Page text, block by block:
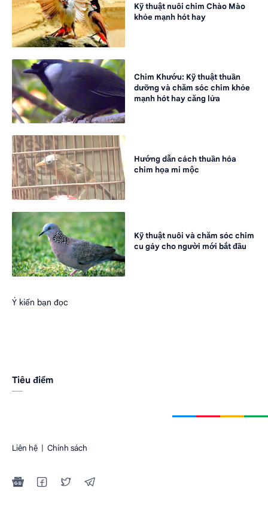
Kỹ thuật nuôi chim Chào Mào
khỏe mạnh hót hay
Chim Khướu: Kỹ thuật thuần
dưỡng và chăm sóc chim khỏe
mạnh hót hay căng lửa
Hướng dẫn cách thuần hóa
chim họa mi mộc
Kỹ thuật nuôi và chăm sóc chim
cu gáy cho người mới bắt đầu
Ý kiến bạn đọc
Tiêu điểm
Liên hệ | Chính sách